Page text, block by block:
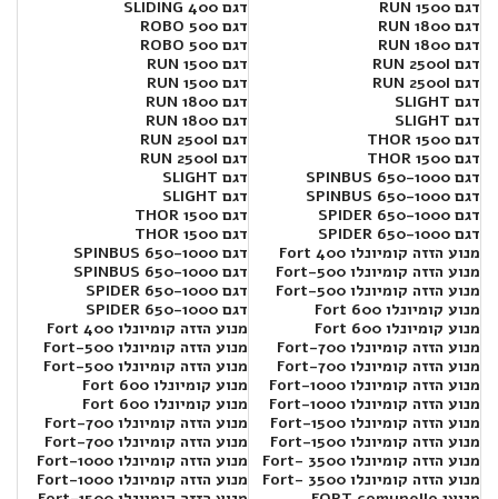
דגם RUN 1500
דגם RUN 1800
דגם RUN 1800
דגם RUN 2500I
דגם RUN 2500I
דגם SLIGHT
דגם SLIGHT
דגם THOR 1500
דגם THOR 1500
דגם SPINBUS 650-1000
דגם SPINBUS 650-1000
דגם SPIDER 650-1000
דגם SPIDER 650-1000
מנוע הזזה קומיונלו Fort 400
מנוע הזזה קומיונלו Fort-500
מנוע הזזה קומיונלו Fort-500
מנוע קומיונלו 600 Fort
מנוע קומיונלו 600 Fort
מנוע הזזה קומיונלו Fort-700
מנוע הזזה קומיונלו Fort-700
מנוע הזזה קומיונלו Fort-1000
מנוע הזזה קומיונלו Fort-1000
מנוע הזזה קומיונלו Fort-1500
מנוע הזזה קומיונלו Fort-1500
מנוע הזזה קומיונלו Fort- 3500
מנוע הזזה קומיונלו Fort- 3500
דגם SLIDING 400
דגם ROBO 500
דגם ROBO 500
דגם RUN 1500
דגם RUN 1500
דגם RUN 1800
דגם RUN 1800
דגם RUN 2500I
דגם RUN 2500I
דגם SLIGHT
דגם SLIGHT
דגם THOR 1500
דגם THOR 1500
דגם SPINBUS 650-1000
דגם SPINBUS 650-1000
דגם SPIDER 650-1000
דגם SPIDER 650-1000
מנוע הזזה קומיונלו Fort 400
מנוע הזזה קומיונלו Fort-500
מנוע הזזה קומיונלו Fort-500
מנוע קומיונלו 600 Fort
מנוע קומיונלו 600 Fort
מנוע הזזה קומיונלו Fort-700
מנוע הזזה קומיונלו Fort-700
מנוע הזזה קומיונלו Fort-1000
מנוע הזזה קומיונלו Fort-1000